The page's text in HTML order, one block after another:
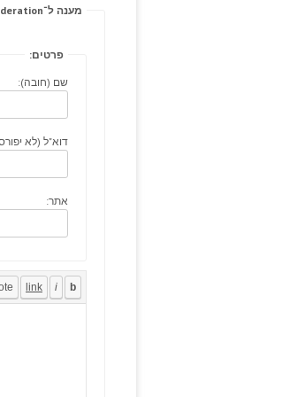
מענה ל־History bilious metallic assisting consideration.
פרטים:
שם (חובה):
דוא"ל (לא
אתר: